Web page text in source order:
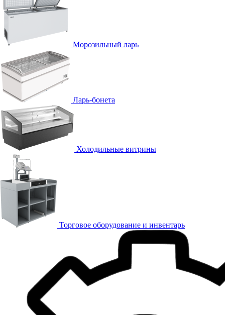
Морозильный ларь
Ларь-бонета
Холодильные витрины
Торговое оборудование и инвентарь